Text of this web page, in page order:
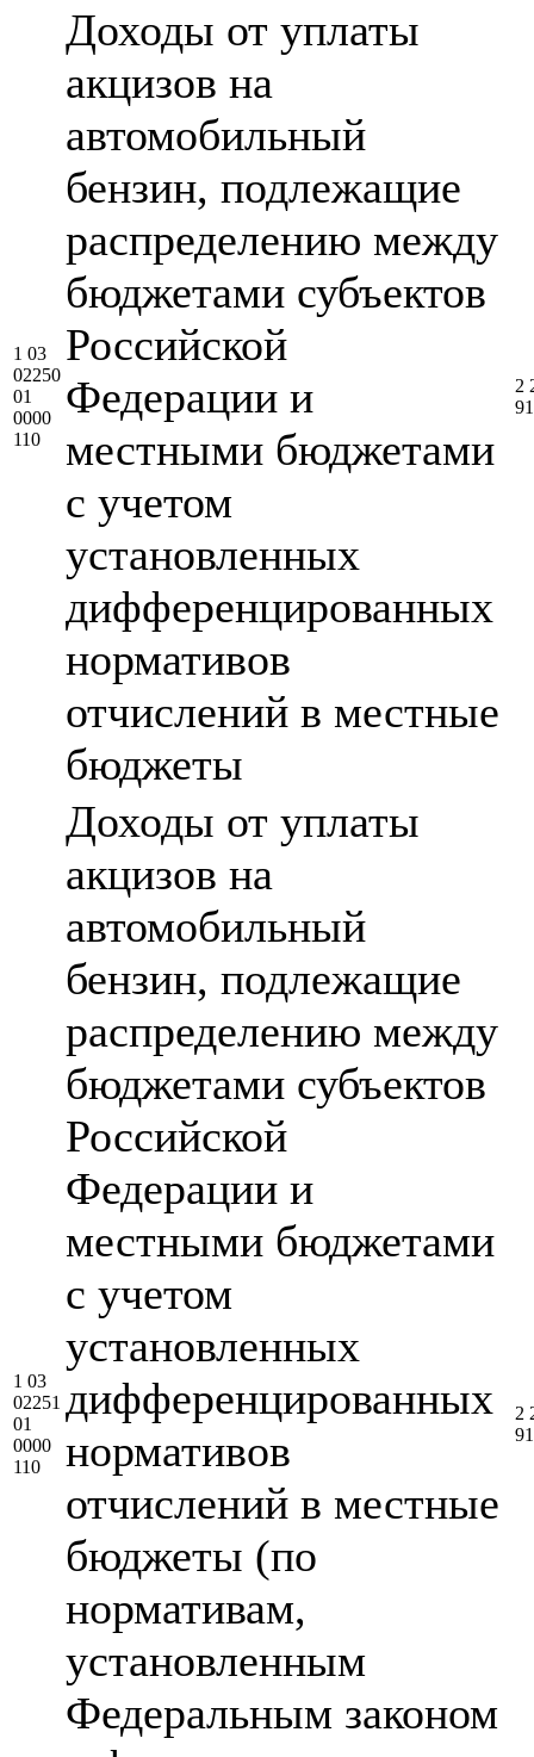
1 03
02250
01
0000
110
Доходы от уплаты
акцизов на
автомобильный
бензин, подлежащие
распределению между
бюджетами субъектов
Российской
Федерации и
местными бюджетами
с учетом
установленных
дифференцированных
нормативов
отчислений в местные
бюджеты
2
1 03
02251
01
0000
110
Доходы от уплаты
акцизов на
автомобильный
бензин, подлежащие
распределению между
бюджетами субъектов
Российской
Федерации и
местными бюджетами
с учетом
установленных
дифференцированных
нормативов
отчислений в местные
бюджеты (по
нормативам,
установленным
Федеральным законом
2